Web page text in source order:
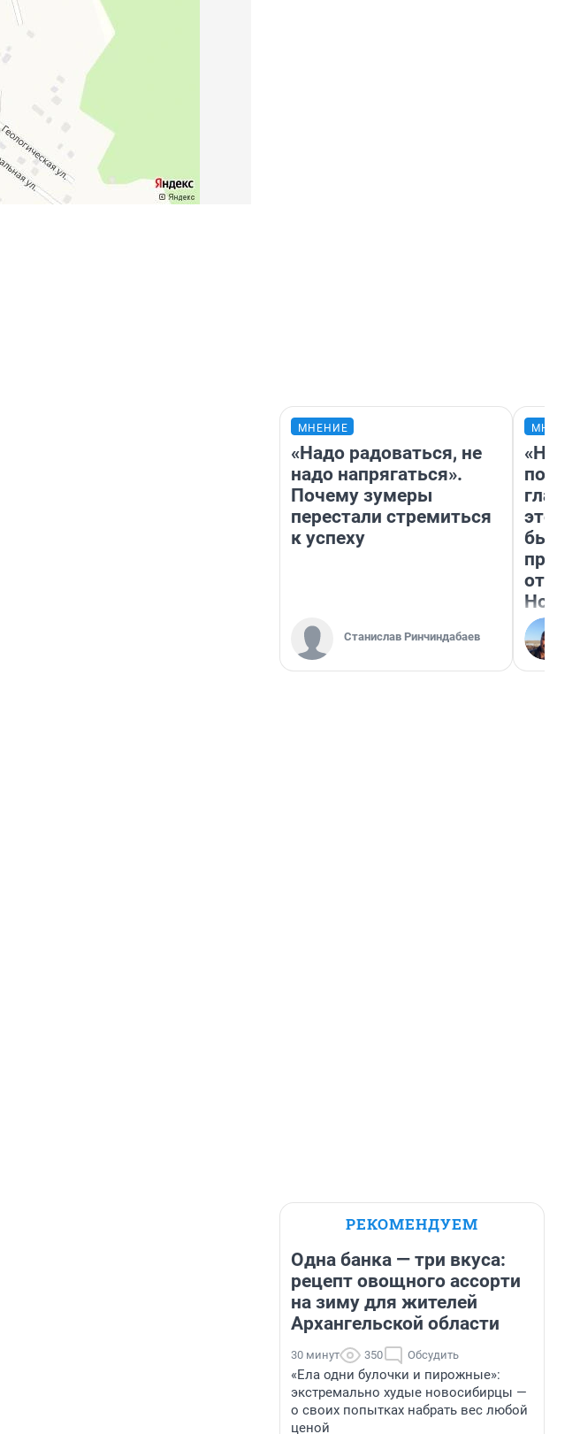
МНЕНИЕ
«Надо радоваться, не
надо напрягаться».
Почему зумеры
перестали стремиться
к успеху
Станислав Ринчиндабаев
этого
бьет
РЕКОМЕНДУЕМ
Одна банка — три вкуса:
рецепт овощного ассорти
на зиму для жителей
Архангельской области
30 минут 350 Обсудить
«Ела одни булочки и пирожные»:
экстремально худые новосибирцы —
о своих попытках набрать вес любой
ценой